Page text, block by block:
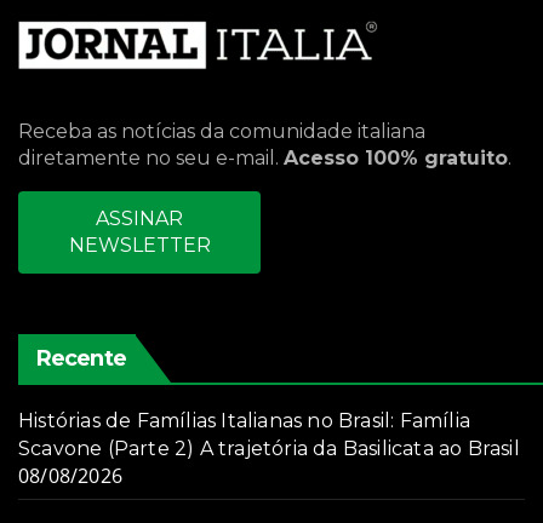
Receba as notícias da comunidade italiana
diretamente no seu e-mail. Acesso 100% gratuito.
ASSINAR
NEWSLETTER
Recente
Histórias de Famílias Italianas no Brasil: Família
Scavone (Parte 2) A trajetória da Basilicata ao Brasil
08/08/2026